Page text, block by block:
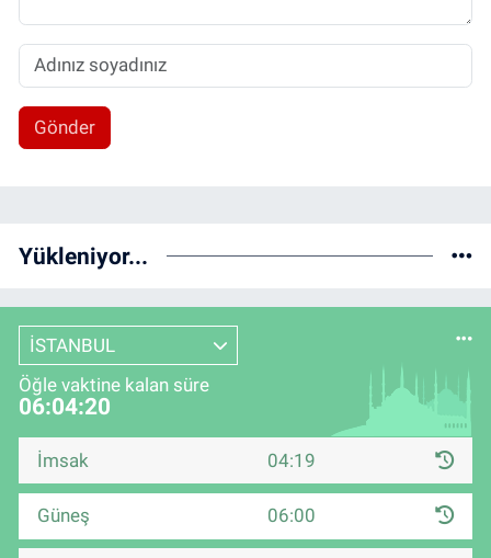
Gönder
Yükleniyor...
İSTANBUL
Öğle vaktine kalan süre
06:04:20
İmsak 04:19
Güneş 06:00